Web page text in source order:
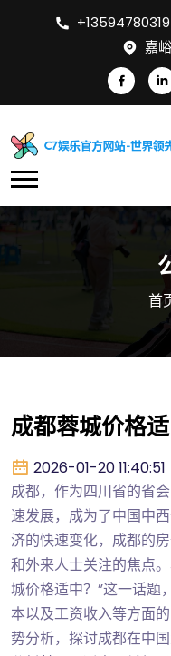
+13594780319
嘉
首
成都蓉城价格适
2026-01-20 11:40:51
成都，作为四川省的省
速发展，成为了中国中
济的快速变化，成都的
和外来人士关注的焦点
城价格适中？”这一话题
本以及工资收入等方面
势分析，探讨成都在中